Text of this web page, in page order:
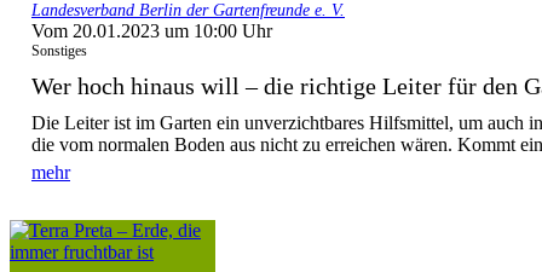
Landesverband Berlin der Gartenfreunde e. V.
Vom 20.01.2023 um 10:00 Uhr
Sonstiges
Wer hoch hinaus will – die richtige Leiter für den
Die Leiter ist im Garten ein unverzichtbares Hilfsmittel, um auch
die vom normalen Boden aus nicht zu erreichen wären. Kommt
mehr